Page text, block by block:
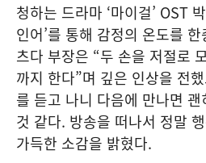
청하는 드라마 ‘마이걸’ OST
인어’를 통해 감정의 온도를
츠다 부장은 “두 손을 저절로
까지 한다”며 깊은 인상을 전
를 듣고 나니 다음에 만나면
것 같다. 방송을 떠나서 정말
가득한 소감을 밝혔다.